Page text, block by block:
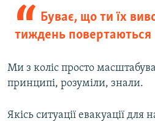
Буває, що ти їх
тиждень повертаються
Ми з коліс просто
принципі, розуміли, знали.
Якісь ситуації евакуації